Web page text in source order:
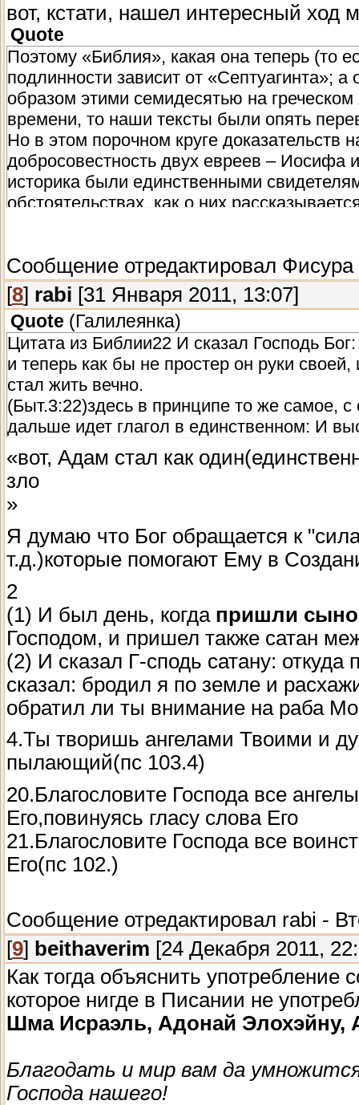
вот, кстати, нашел интересный ход
Quote
Поэтому «Библия», какая она теперь (то
подлинности зависит от «Септуагинта»;
образом этими семидесятью на
времени, то наши тексты были опять
Но в этом порочном круге доказательств
добросовестность двух евреев – Иосифа
историка были единственными
обстоятельствах, как о них
первосвященнику евреев, прося его
двенадцати племен, которые должны
волшебный рассказ, который
двенадцати племен Израиля, которые,
перевод ровно в семьдесят два дня и т. п.
Все это очень поучительно, и почти не
повествования,если бы в нем не
эти племена, потерявшиеся между 700
человек спустя несколько веков,
сразу исчезнуть с горизонта? Чудо,
Сообщение отредактировал Фисура
[8] rabi [31 Января 2011, 13:07]
Quote (Галилеянка)
Цитата из Библии22 И сказал Господь
и теперь как бы не простер он руки
стал жить вечно.
(Быт.3:22)здесь в принципе то же самое,
дальше идет глагол в единственном: И
«вот, Адам стал как
зло
»
Я думаю что Бог обращается к
т.д.)которые помогают Ему в
2
(1) И был день, когда пришли
Господом, и пришел также сатан
(2) И сказал Г-сподь сатану:
сказал: бродил я по земле и
обратил ли ты внимание на раба
4.Ты творишь ангелами Твоими и
пылающий(пс 103.4)
20.Благословите Господа все
Его,повинуясь гласу слова Его
21.Благословите Господа все
Его(пс 102.)
Сообщение отредактировал rabi -
[9] beithaverim [24 Декабря 2011,
Как тогда объяснить
которое нигде в Писании не
Шма Исраэль, Адонай Элохэйну,
Благодать и мир вам да
Господа нашего!